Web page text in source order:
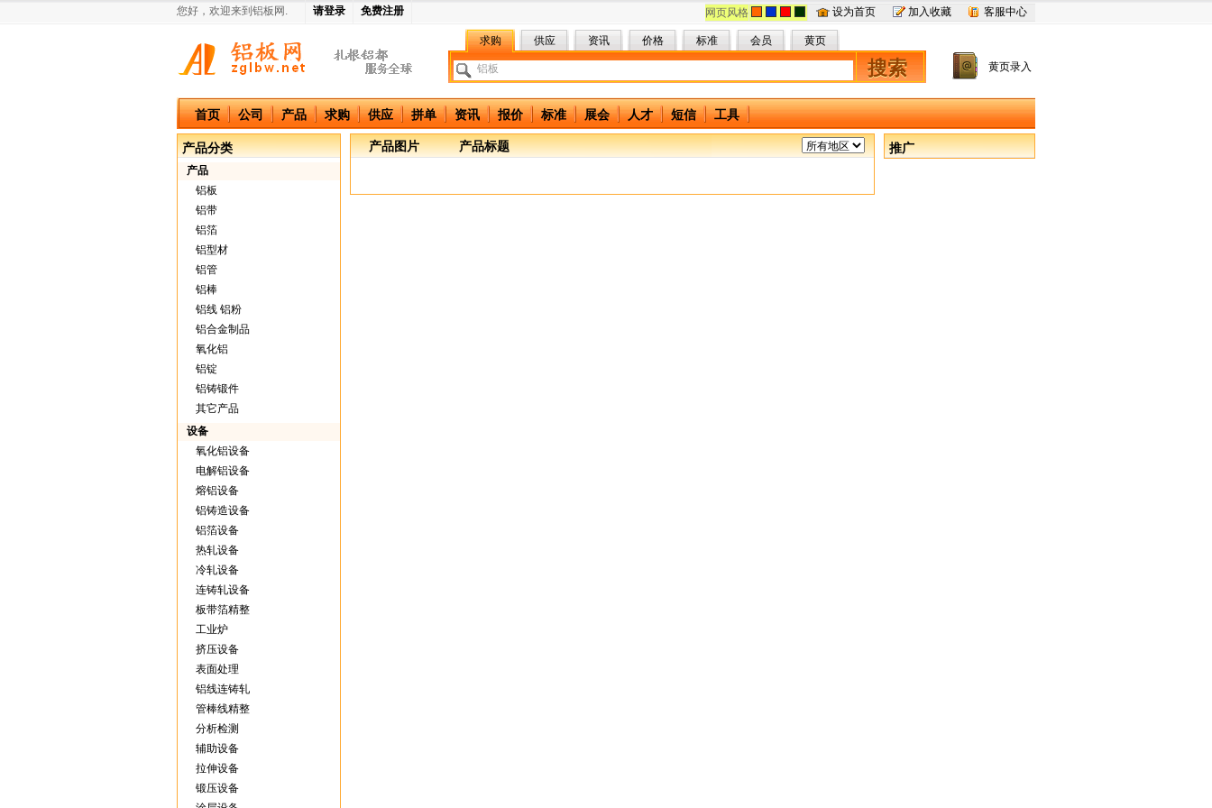
您好，欢迎来到铝板网. 请登录 免费注册 设为首页 加入收藏 客服中心
网页风格
中国铝板网
求购 供应 资讯 价格 标准 会员 黄页
搜索 黄页录入
首页 公司 产品 求购 供应 拼单 资讯 报价 标准 展会 人才 短信 工具
产品分类
产品
铝板
铝带
铝箔
铝型材
铝管
铝棒
铝线 铝粉
铝合金制品
氧化铝
铝锭
铝铸锻件
其它产品
设备
氧化铝设备
电解铝设备
熔铝设备
铝铸造设备
铝箔设备
热轧设备
冷轧设备
连铸轧设备
板带箔精整
工业炉
挤压设备
表面处理
铝线连铸轧
管棒线精整
分析检测
辅助设备
拉伸设备
锻压设备
产品图片 产品标题 推广